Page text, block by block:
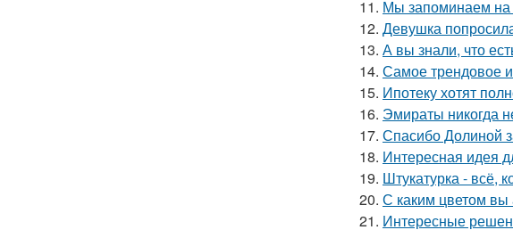
11. Мы запоминаем на
12. Девушка
13. А вы знали, что
14. Самое трендовое
15. Ипотеку хотят
16. Эмираты никогда
17. Спасибо Долиной
18. Интересная идея
19. Штукатурка - всё,
20. С каким цветом вы
21. Интересные